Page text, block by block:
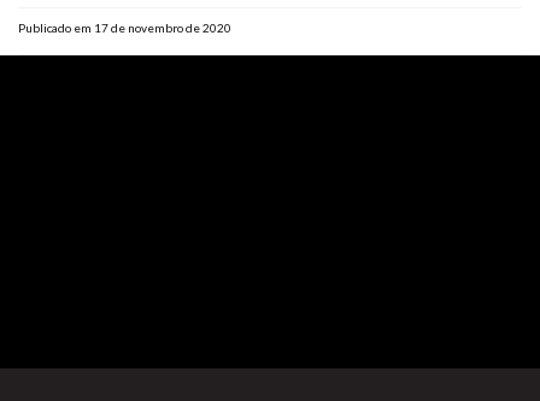
Publicado em 17 de novembro de 2020
Casa do Alto